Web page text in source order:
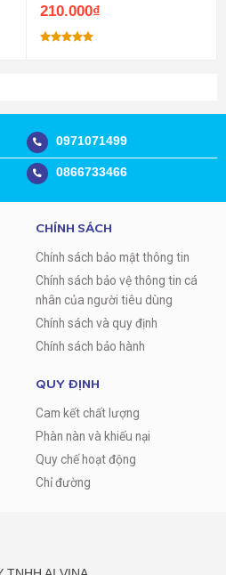
210.000₫
0971071499
0866733466
CHÍNH SÁCH
Chính sách bảo mật thông tin
Chính sách bảo vệ thông tin cá
nhân của người tiêu dùng
Chính sách và quy định
Chính sách bảo hành
QUY ĐỊNH
Cam kết chất lượng
Phàn nàn và khiếu nại
Quy chế hoạt động
Chỉ đường